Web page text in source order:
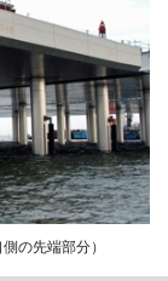
の先端部分）